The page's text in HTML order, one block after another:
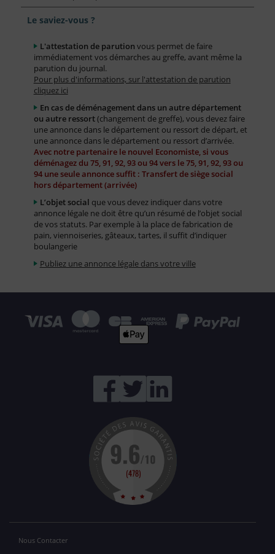
Le saviez-vous ?
L'attestation de parution vous permet de faire
immédiatement vos démarches au greffe, avant même la
parution du journal.
Pour plus d'informations, sur l'attestation de parution
cliquez ici
En cas de déménagement dans un autre département
ou autre ressort(changement de greffe), vous devez faire
une annonce dans le département ou ressort de départ, et
une annonce dans le département ou ressort d’arrivée.
Avec notre partenaire le nouvel Economiste, si vous
déménagez du 75, 91, 92, 93 ou 94 vers le 75, 91, 92, 93 ou
94 une seule annonce suffit : Transfert de siège social
hors département (arrivée)
L’objet social que vous devez indiquer dans votre
annonce légale ne doit être qu’un résumé de l’objet social
de vos statuts. Par exemple à la place de fabrication de
pain, viennoiseries, gâteaux, tartes, il suffit d’indiquer
boulangerie
Publiez une annonce légale dans votre ville
Nous Contacter